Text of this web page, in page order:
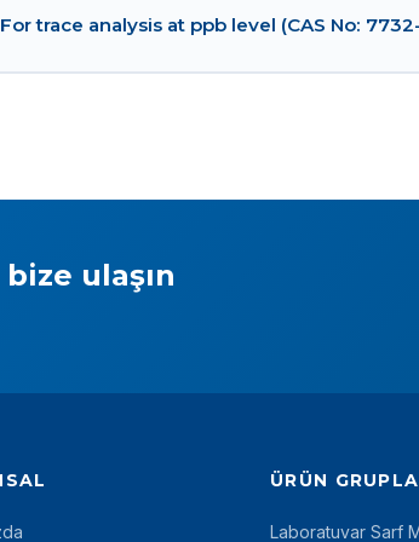
trace analysis at ppb level (CAS No:
ulaşın
ÜRÜN
Laboratuvar Sarf